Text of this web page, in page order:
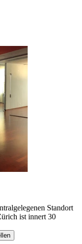
Standort
ist innert 30